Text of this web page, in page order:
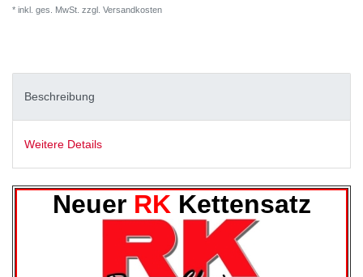
* inkl. ges. MwSt. zzgl. Versandkosten
Beschreibung
Weitere Details
NeuerRK Kettensatz